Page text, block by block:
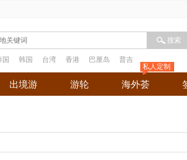
搜索
国 韩国 台湾 香港 巴厘岛 普吉
出境游 游轮 海外荟
私人定制